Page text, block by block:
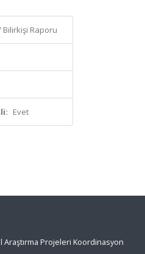
Bilirkişi Raporu
Evet
Projeleri Koordinasyon